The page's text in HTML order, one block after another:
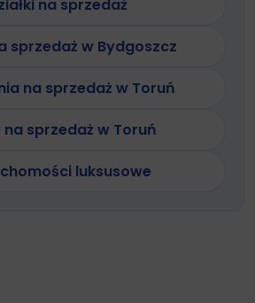
na sprzedaż
sprzedaż w Bydgoszcz
na sprzedaż w Toruń
na sprzedaż w Toruń
luksusowe